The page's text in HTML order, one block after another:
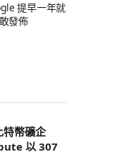
提早一年就
發佈
特幣礦企
以 307